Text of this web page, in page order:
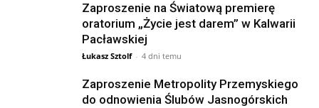
Zaproszenie na Światową premierę
oratorium „Życie jest darem” w Kalwarii
Pacławskiej
Łukasz Sztolf - 4 dni temu
Zaproszenie Metropolity Przemyskiego
do odnowienia Ślubów Jasnogórskich